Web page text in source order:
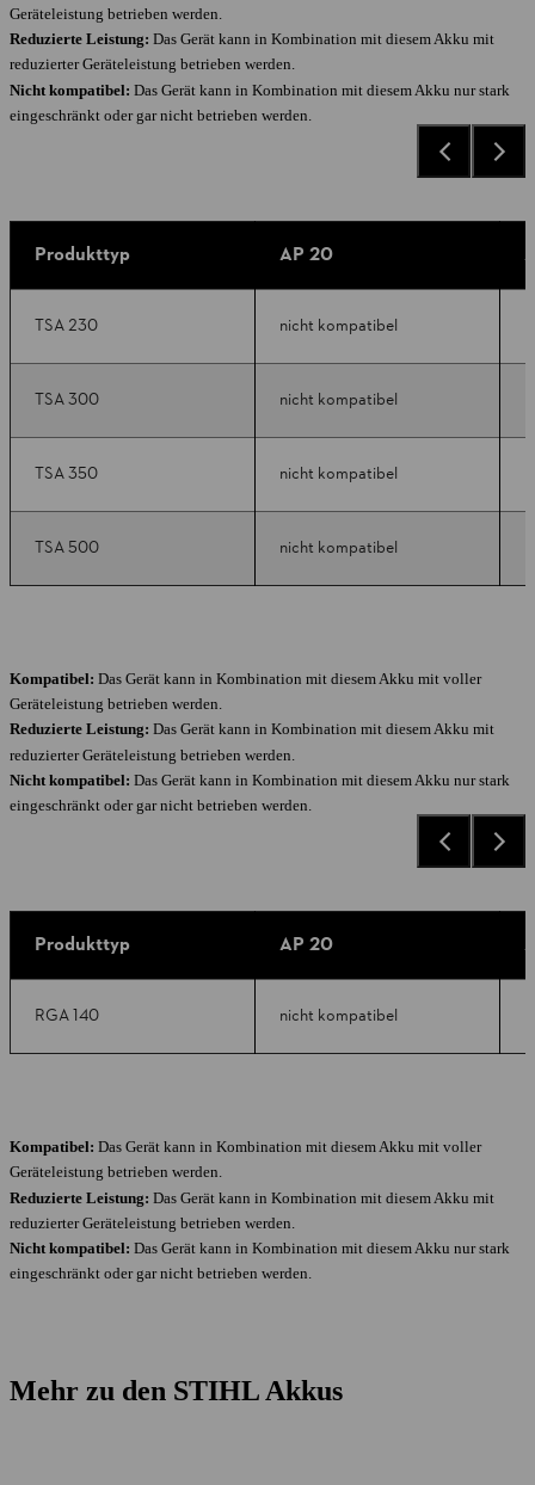
Geräteleistung betrieben werden.
Reduzierte Leistung: Das Gerät kann in Kombination mit diesem Akku mit
reduzierter Geräteleistung betrieben werden.
Nicht kompatibel: Das Gerät kann in Kombination mit diesem Akku nur stark
eingeschränkt oder gar nicht betrieben werden.
Produkttyp AP 20
TSA 230 nicht kompatibel
TSA 300 nicht kompatibel
TSA 350 nicht kompatibel
TSA 500 nicht kompatibel
Kompatibel: Das Gerät kann in Kombination mit diesem Akku mit voller
Geräteleistung betrieben werden.
Reduzierte Leistung: Das Gerät kann in Kombination mit diesem Akku mit
reduzierter Geräteleistung betrieben werden.
Nicht kompatibel: Das Gerät kann in Kombination mit diesem Akku nur stark
eingeschränkt oder gar nicht betrieben werden.
Produkttyp AP 20
RGA 140 nicht kompatibel
Kompatibel: Das Gerät kann in Kombination mit diesem Akku mit voller
Geräteleistung betrieben werden.
Reduzierte Leistung: Das Gerät kann in Kombination mit diesem Akku mit
reduzierter Geräteleistung betrieben werden.
Nicht kompatibel: Das Gerät kann in Kombination mit diesem Akku nur stark
eingeschränkt oder gar nicht betrieben werden.
Mehr zu den STIHL Akkus